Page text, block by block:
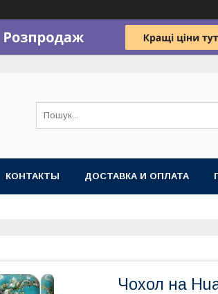
КОНТАКТЫ ДОСТАВКА И ОПЛАТА
Чохол на